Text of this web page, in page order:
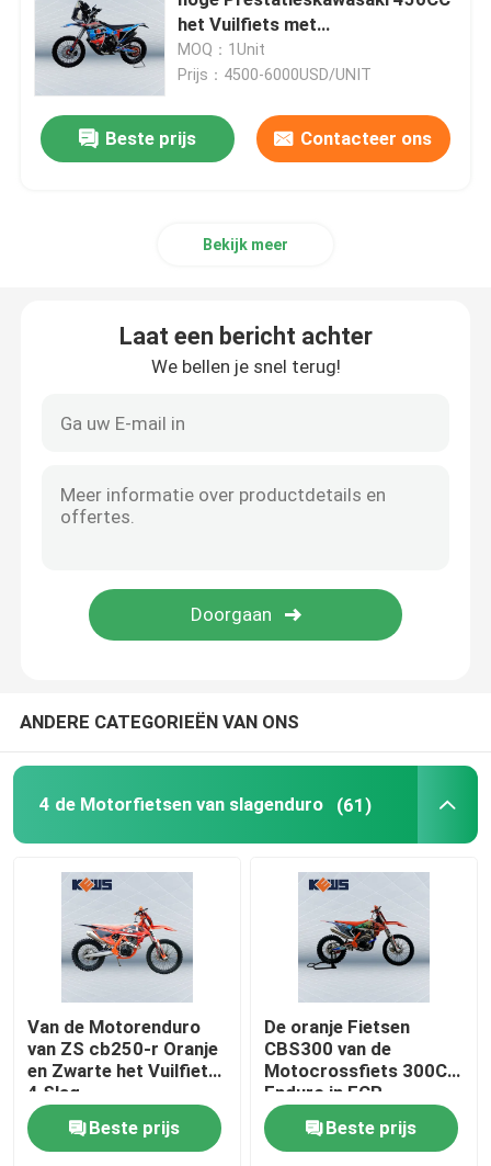
De Fietsen van het Endurovuil
Viertaktmotocross
Euro 4 Motorfietsen
het Vuilfiets met
Octrooiontwerp
MOQ：1Unit
Prijs：4500-6000USD/UNIT
Beste prijs Contacteer ons
Bekijk meer
Laat een bericht achter
We bellen je snel terug!
ANDERE CATEGORIEËN VAN ONS
4 de Motorfietsen van slagenduro (61)
Van de Motorenduro
van ZS cb250-r Oranje
en Zwarte het Vuilfiets
4 Slag
Beste prijs
De oranje Fietsen
CBS300 van de
Motocrossfiets 300CC
Enduro in FCR-
Carburator
Beste prijs